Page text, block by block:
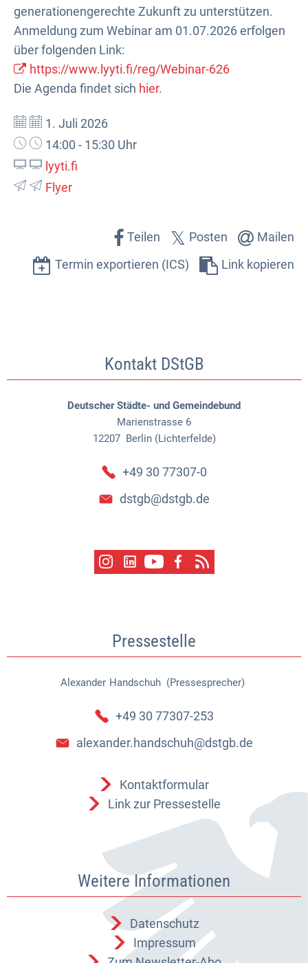
generationengerechte Zukunft zu unterstützen.
Anmeldung zum Webinar am 01.07.2026 erfolgen
über folgenden Link:
https://www.lyyti.fi/reg/Webinar-626
Die Agenda findet sich hier.
Datum:
1. Juli 2026
Uhrzeit:
14:00 - 15:30 Uhr
lyyti.fi
Flyer
Teilen Posten
Mailen
Termin exportieren (ICS)
Link kopieren
Kontakt DStGB
Deutscher Städte- und Gemeindebund
Marienstrasse 6
12207 Berlin (Lichterfelde)
+49 30 77307-0
dstgb@dstgb.de
Pressestelle
Alexander Handschuh (Pressesprecher)
Alexander Handschuh
+49 30 77307-253
alexander.handschuh@dstgb.de
Kontaktformular
Link zur Pressestelle
Weitere Informationen
Datenschutz
Impressum